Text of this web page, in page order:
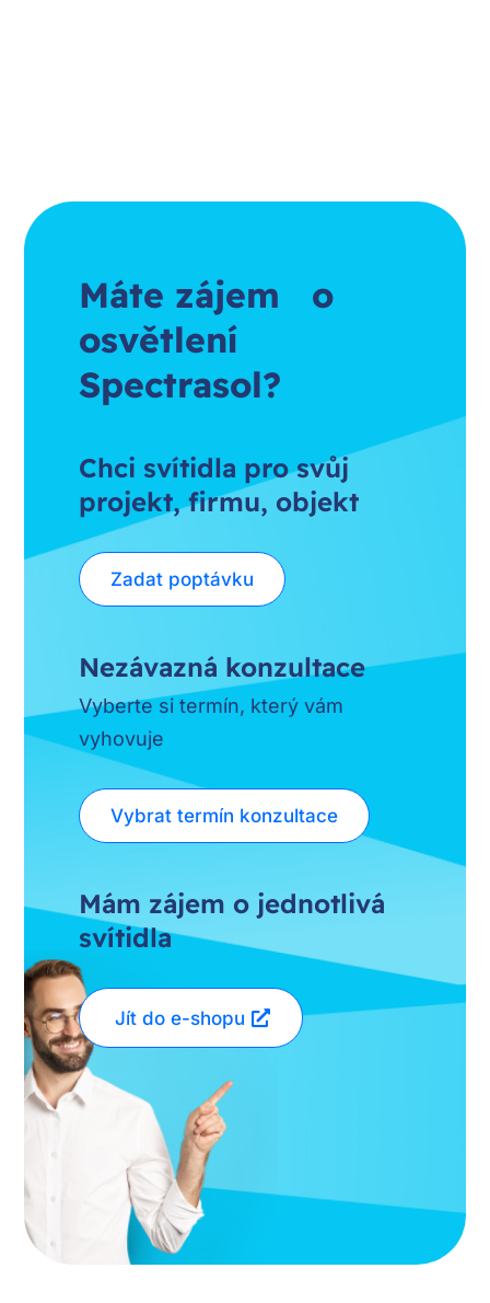
Máte zájem o
osvětlení
Spectrasol?
Chci svítidla pro svůj
projekt, firmu, objekt
Zadat poptávku
Nezávazná konzultace
Vyberte si termín, který vám
vyhovuje
Vybrat termín konzultace
Mám zájem o jednotlivá
svítidla
Jít do e-shopu